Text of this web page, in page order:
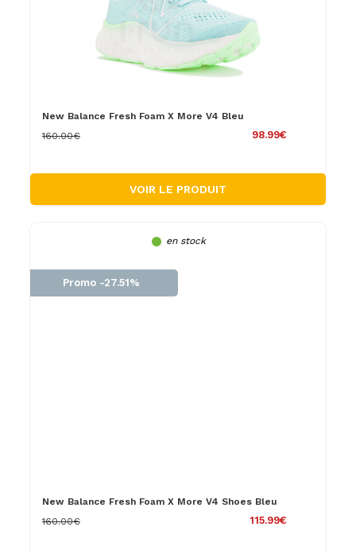
New Balance Fresh Foam X More V4 Bleu
98.99€
160.00€
VOIR LE PRODUIT
en stock
Promo -27.51%
New Balance Fresh Foam X More V4 Shoes Bleu
115.99€
160.00€